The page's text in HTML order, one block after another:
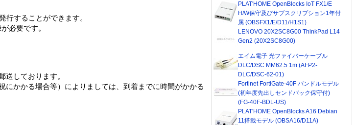
行することができます。
必要です。
送しております。
かかる場合等）によりましては、到着までに時間がかかる
PLAT'HOME OpenBlocks IoT FX1/E
H/W保守及びサブスクリプション1年付
属 (OBSFX1/E/D11/H1S1)
LENOVO 20X2SC8G00 ThinkPad L14
Gen2 (20X2SC8G00)
エイム電子 光ファイバーケーブル
DLC/DSC MM62.5 1m (AFP2-
DLC/DSC-62-01)
Fortinet FortiGate-40F バンドルモデル
(初年度先出しセンドバック保守付)
(FG-40F-BDL-US)
PLAT'HOME OpenBlocks A16 Debian
11搭載モデル (OBSA16/D11A)